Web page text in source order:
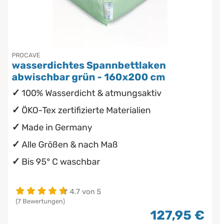
PROCAVE
wasserdichtes Spannbettlaken
abwischbar grün - 160x200 cm
100% Wasserdicht & atmungsaktiv
ÖKO-Tex zertifizierte Materialien
Made in Germany
Alle Größen & nach Maß
Bis 95° C waschbar
4.7 von 5
(7 Bewertungen)
127,95 €